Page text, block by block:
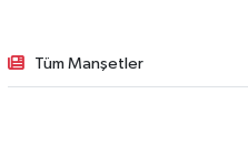
Tüm Manşetler